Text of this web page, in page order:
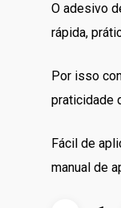
O adesivo
rápida,
Por isso
praticidade
Fácil de
manual de